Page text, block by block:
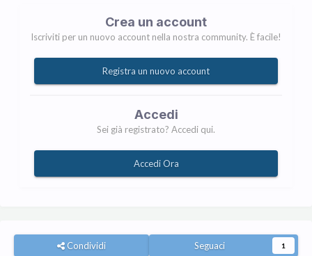
Crea un account
Iscriviti per un nuovo account nella nostra community. È facile!
Registra un nuovo account
Accedi
Sei già registrato? Accedi qui.
Accedi Ora
Condividi Seguaci 1